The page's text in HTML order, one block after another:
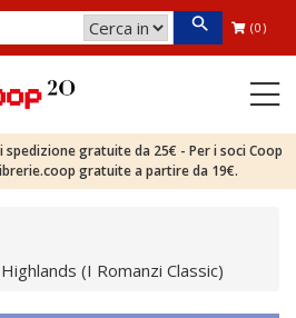
(0)
spedizione gratuite da 25€ - Per i soci Coop
gratuite a partire da 19€.
(I Romanzi Classic)